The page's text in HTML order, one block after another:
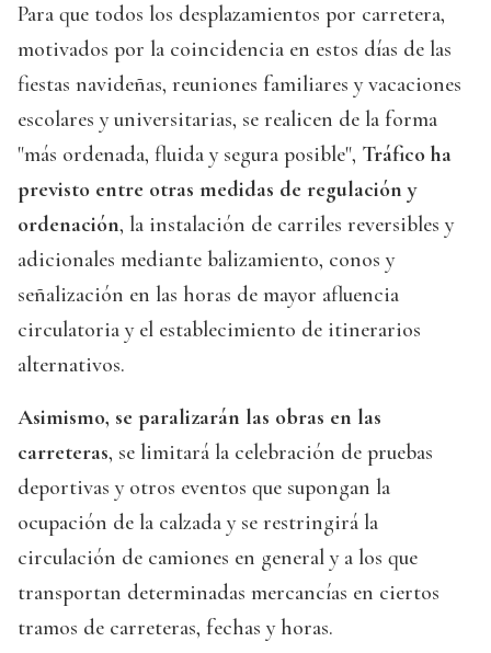
Para que todos los desplazamientos por carretera,
motivados por la coincidencia en estos días de las
fiestas navideñas, reuniones familiares y vacaciones
escolares y universitarias, se realicen de la forma
"más ordenada, fluida y segura posible", Tráfico ha
previsto entre otras medidas de regulación y
ordenación, la instalación de carriles reversibles y
adicionales mediante balizamiento, conos y
señalización en las horas de mayor afluencia
circulatoria y el establecimiento de itinerarios
alternativos.
Asimismo, se paralizarán las obras en las
carreteras, se limitará la celebración de pruebas
deportivas y otros eventos que supongan la
ocupación de la calzada y se restringirá la
circulación de camiones en general y a los que
transportan determinadas mercancías en ciertos
tramos de carreteras, fechas y horas.